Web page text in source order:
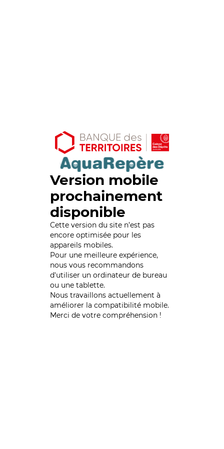
Version mobile
prochainement
disponible
Cette version du site n’est pas
encore optimisée pour les
appareils mobiles.
Pour une meilleure expérience,
nous vous recommandons
d'utiliser un ordinateur de bureau
ou une tablette.
Nous travaillons actuellement à
améliorer la compatibilité mobile.
Merci de votre compréhension !